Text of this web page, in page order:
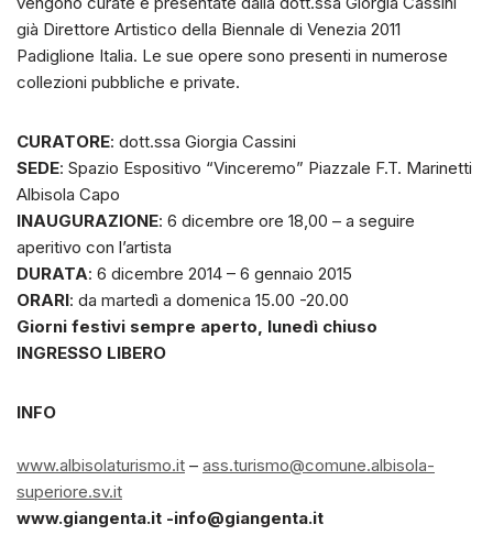
già Direttore Artistico della Biennale di Venezia 2011
Padiglione Italia. Le sue opere sono presenti in numerose
collezioni pubbliche e private.
CURATORE: dott.ssa Giorgia Cassini
SEDE: Spazio Espositivo “Vinceremo” Piazzale F.T. Marinetti
Albisola Capo
INAUGURAZIONE: 6 dicembre ore 18,00 – a seguire
aperitivo con l’artista
DURATA: 6 dicembre 2014 – 6 gennaio 2015
ORARI: da martedì a domenica 15.00 -20.00
Giorni festivi sempre aperto, lunedì chiuso
INGRESSO LIBERO
INFO
www.albisolaturismo.it – ass.turismo@comune.albisola-
superiore.sv.it
www.giangenta.it -info@giangenta.it